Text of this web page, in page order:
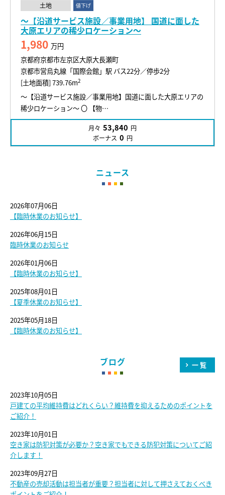
土地 値下げ
～【沿道サービス施設／事業用地】 国道に面した
大原エリアの稀少ロケーション～
1,980 万円
京都府京都市左京区大原大長瀬町
京都市営烏丸線「国際会館」駅 バス22分／停歩2分
[土地面積] 739.76m2
～【沿道サービス施設／事業用地】国道に面した大原エリアの
稀少ロケーション～ 〇 【物…
月々 53,840 円
ボーナス 0 円
ニュース
2026年07月06日
【臨時休業のお知らせ】
2026年06月15日
臨時休業のお知らせ
2026年01月06日
【臨時休業のお知らせ】
2025年08月01日
【夏季休業のお知らせ】
2025年05月18日
【臨時休業のお知らせ】
ブログ 一覧
2023年10月05日
戸建ての平均維持費はどれくらい？維持費を抑えるためのポイントを
ご紹介！
2023年10月01日
空き家は防犯対策が必要か？空き家でもできる防犯対策についてご紹
介します！
2023年09月27日
不動産の売却活動は担当者が重要？担当者に対して押さえておくべき